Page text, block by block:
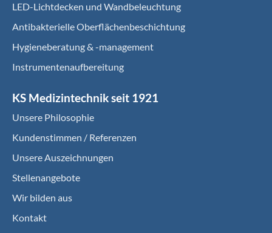
LED-Lichtdecken und Wandbeleuchtung
Antibakterielle Oberflächenbeschichtung
Hygieneberatung & -management
Instrumentenaufbereitung
KS Medizintechnik seit 1921
Unsere Philosophie
Kundenstimmen / Referenzen
Unsere Auszeichnungen
Stellenangebote
Wir bilden aus
Kontakt